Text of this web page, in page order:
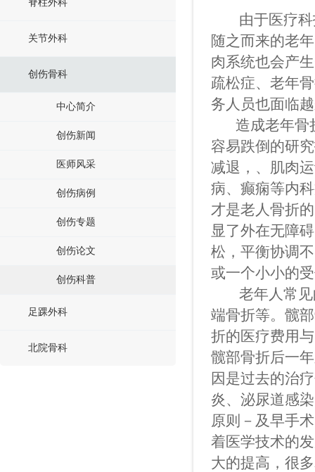
脊柱外科
关节外科
创伤骨科
中心简介
创伤新闻
医师风采
创伤病例
创伤专题
创伤论文
创伤科普
足踝外科
北院骨科
由于医疗
随之而来的老
肉系统也会产
疏松症、老年
务人员也面临
造成老年骨
容易跌倒的研
减退，、肌肉
病、癫痫等内
才是老人骨折
显了外在无障
松，平衡协调
或一个小小的
老年人常见
端骨折等。髋
折的医疗费用
髋部骨折后一
因是过去的治
炎、泌尿道感
原则－及早手
着医学技术的
大的提高，很